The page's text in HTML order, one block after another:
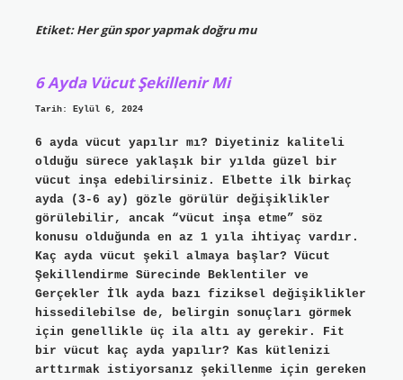
Etiket:Her gün spor yapmak doğru mu
6 Ayda Vücut Şekillenir Mi
Tarih: Eylül 6, 2024
6 ayda vücut yapılır mı? Diyetiniz kaliteli
olduğu sürece yaklaşık bir yılda güzel bir
vücut inşa edebilirsiniz. Elbette ilk birkaç
ayda (3-6 ay) gözle görülür değişiklikler
görülebilir, ancak “vücut inşa etme” söz
konusu olduğunda en az 1 yıla ihtiyaç vardır.
Kaç ayda vücut şekil almaya başlar? Vücut
Şekillendirme Sürecinde Beklentiler ve
Gerçekler İlk ayda bazı fiziksel değişiklikler
hissedilebilse de, belirgin sonuçları görmek
için genellikle üç ila altı ay gerekir. Fit
bir vücut kaç ayda yapılır? Kas kütlenizi
arttırmak istiyorsanız şekillenme için gereken